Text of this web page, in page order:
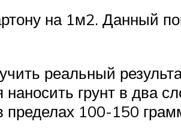
на 1м2. Данный
реальный
грунт в два
пределах 100-150